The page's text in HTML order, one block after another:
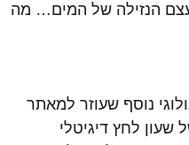
הנזילה של המים… מה
נוסף שעוזר למאתר
לחץ דיגיטלי